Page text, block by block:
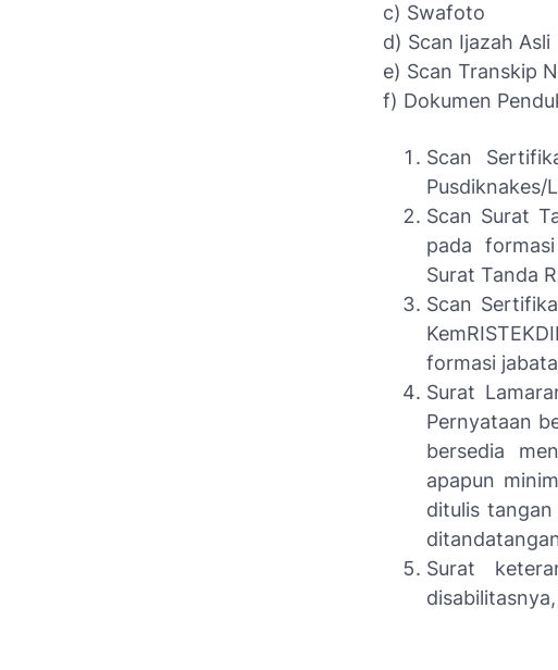
c) Swafoto
d) Scan Ijazah Asli
e) Scan Transkip
f) Dokumen
Scan
Pusdiknakes/
Scan Surat
pada
Surat Tanda
Scan
formasi
Surat
Pernyataan
bersedia
apapun
ditulis
Surat